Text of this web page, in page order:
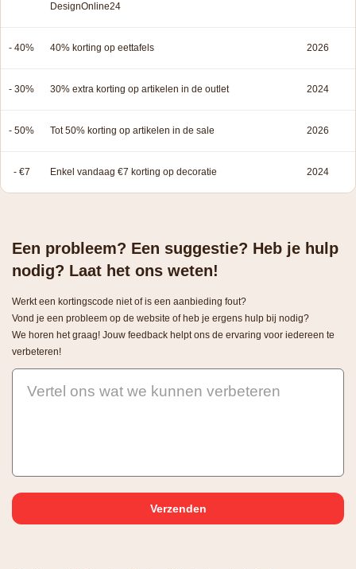
DesignOnline24
- 40% 40% korting op eettafels 2026
- 30% 30% extra korting op artikelen in de outlet 2024
- 50% Tot 50% korting op artikelen in de sale 2026
- €7 Enkel vandaag €7 korting op decoratie 2024
Een probleem? Een suggestie? Heb je hulp
nodig? Laat het ons weten!
Werkt een kortingscode niet of is een aanbieding fout?
Vond je een probleem op de website of heb je ergens hulp bij nodig?
We horen het graag! Jouw feedback helpt ons de ervaring voor iedereen te
verbeteren!
Vertel ons wat we kunnen verbeteren